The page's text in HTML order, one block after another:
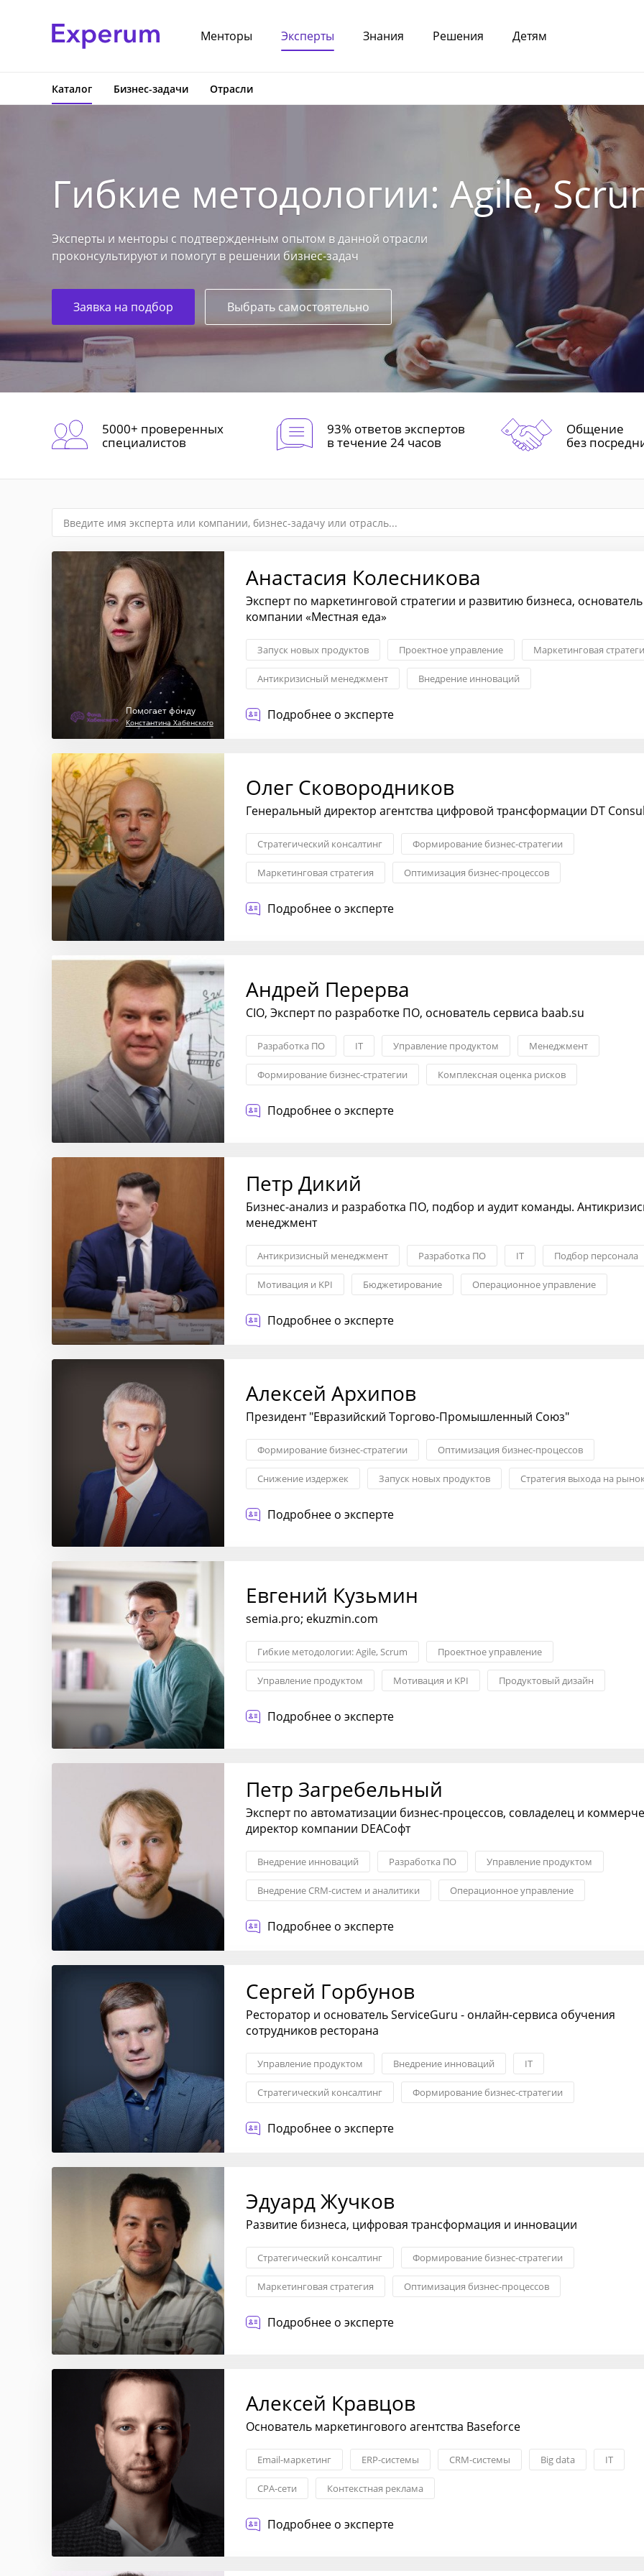
Менторы Эксперты Знания Решения Детям
Каталог Бизнес-задачи Отрасли
Гибкие методологии: Agile,
Эксперты и менторы с подтвержденным опытом в данной отрасли
проконсультируют и помогут в решении бизнес-задач
Заявка на подбор Выбрать самостоятельно
5000+ проверенных
специалистов
93% ответов экспертов
в течение 24 часов
Общение
без
Помогает фонду
Константина Хабенского
Анастасия Колесникова
Эксперт по маркетинговой стратегии и развитию бизнеса, основатель
компании «Местная еда»
Запуск новых продуктов Проектное управление Маркетинговая
Антикризисный менеджмент Внедрение инноваций
Гибкие методологии: Agile, Scrum
Подробнее о эксперте
Олег Сковородников
Генеральный директор агентства цифровой трансформации DT
Стратегический консалтинг Формирование бизнес-стратегии
Маркетинговая стратегия Оптимизация бизнес-процессов
Трансформация бизнеса
Подробнее о эксперте
Андрей Перерва
CIO, Эксперт по разработке ПО, основатель сервиса baab.su
Разработка ПО IT Управление продуктом Менеджмент
Формирование бизнес-стратегии Комплексная оценка рисков
Оптимизация бизнес-процессов
Подробнее о эксперте
Петр Дикий
Бизнес-анализ и разработка ПО, подбор и аудит команды.
менеджмент
Антикризисный менеджмент Разработка ПО IT Подбор персонала
Мотивация и KPI Бюджетирование Операционное управление
Подробнее о эксперте
Алексей Архипов
Президент "Евразийский Торгово-Промышленный Союз"
Формирование бизнес-стратегии Оптимизация бизнес-процессов
Снижение издержек Запуск новых продуктов Стратегия выхода на
Менеджмент
Подробнее о эксперте
Евгений Кузьмин
semia.pro; ekuzmin.com
Гибкие методологии: Agile, Scrum Проектное управление
Управление продуктом Мотивация и KPI Продуктовый дизайн
Дизайн
Подробнее о эксперте
Петр Загребельный
Эксперт по автоматизации бизнес-процессов, совладелец и
директор компании DEAСофт
Внедрение инноваций Разработка ПО Управление продуктом
Внедрение CRM-систем и аналитики Операционное управление
CRM-системы
Подробнее о эксперте
Сергей Горбунов
Ресторатор и основатель ServiceGuru - онлайн-сервиса обучения
сотрудников ресторана
Управление продуктом Внедрение инноваций IT
Стратегический консалтинг Формирование бизнес-стратегии
Маркетинговая стратегия
Подробнее о эксперте
Эдуард Жучков
Развитие бизнеса, цифровая трансформация и инновации
Стратегический консалтинг Формирование бизнес-стратегии
Маркетинговая стратегия Оптимизация бизнес-процессов
Трансформация бизнеса
Подробнее о эксперте
Алексей Кравцов
Основатель маркетингового агентства Baseforce
Email-маркетинг ERP-системы CRM-системы Big data IT
CPA-сети Контекстная реклама
Подробнее о эксперте